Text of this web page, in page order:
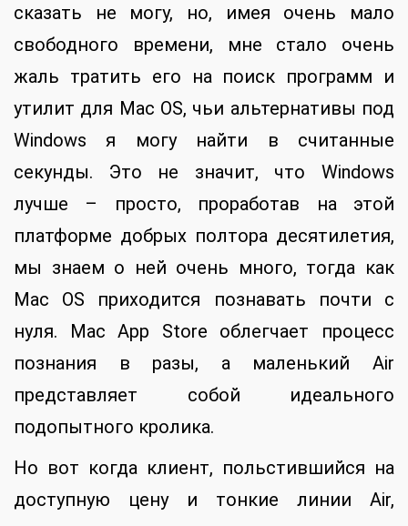
сказать не могу, но, имея очень мало
свободного времени, мне стало очень
жаль тратить его на поиск программ и
утилит для Mac OS, чьи альтернативы под
Windows я могу найти в считанные
секунды. Это не значит, что Windows
лучше – просто, проработав на этой
платформе добрых полтора десятилетия,
мы знаем о ней очень много, тогда как
Mac OS приходится познавать почти с
нуля. Mac App Store облегчает процесс
познания в разы, а маленький Air
представляет собой идеального
подопытного кролика.
Но вот когда клиент, польстившийся на
доступную цену и тонкие линии Air,